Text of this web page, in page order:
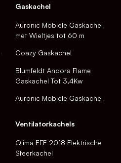
Gaskachel
Auronic Mobiele Gaskachel
met Wieltjes tot 60 m
Coazy Gaskachel
Blumfeldt Andora Flame
Gaskachel Tot 3,4Kw
Auronic Mobiele Gaskachel
Ventilatorkachels
Qlima EFE 2018 Elektrische
Sfeerkachel